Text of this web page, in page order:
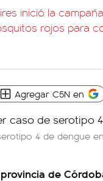
inició la
rojos para
Agregar C5N en
4 de dengue
de